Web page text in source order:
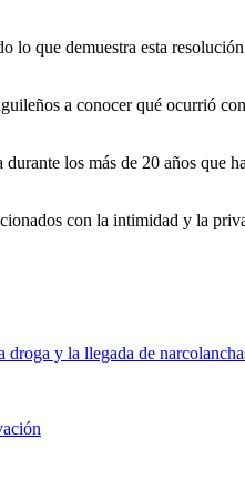
lo que demuestra esta
a conocer qué ocurrió
los más de 20 años que
con la intimidad y la
y la llegada de